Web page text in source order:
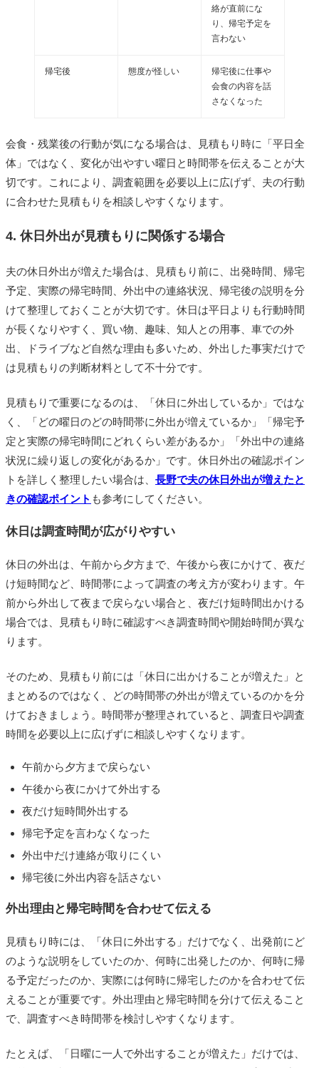
絡が直前にな
り、帰宅予定を
言わない
帰宅後 態度が怪しい
帰宅後に仕事や
会食の内容を話
さなくなった
会食・残業後の行動が気になる場合は、見積もり時に「平日全
体」ではなく、変化が出やすい曜日と時間帯を伝えることが大
切です。これにより、調査範囲を必要以上に広げず、夫の行動
に合わせた見積もりを相談しやすくなります。
4. 休日外出が見積もりに関係する場合
夫の休日外出が増えた場合は、見積もり前に、出発時間、帰宅
予定、実際の帰宅時間、外出中の連絡状況、帰宅後の説明を分
けて整理しておくことが大切です。休日は平日よりも行動時間
が長くなりやすく、買い物、趣味、知人との用事、車での外
出、ドライブなど自然な理由も多いため、外出した事実だけで
は見積もりの判断材料として不十分です。
見積もりで重要になるのは、「休日に外出しているか」ではな
く、「どの曜日のどの時間帯に外出が増えているか」「帰宅予
定と実際の帰宅時間にどれくらい差があるか」「外出中の連絡
状況に繰り返しの変化があるか」です。休日外出の確認ポイン
トを詳しく整理したい場合は、 長野で夫の休日外出が増えたと
きの確認ポイント も参考にしてください。
休日は調査時間が広がりやすい
休日の外出は、午前から夕方まで、午後から夜にかけて、夜だ
け短時間など、時間帯によって調査の考え方が変わります。午
前から外出して夜まで戻らない場合と、夜だけ短時間出かける
場合では、見積もり時に確認すべき調査時間や開始時間が異な
ります。
そのため、見積もり前には「休日に出かけることが増えた」と
まとめるのではなく、どの時間帯の外出が増えているのかを分
けておきましょう。時間帯が整理されていると、調査日や調査
時間を必要以上に広げずに相談しやすくなります。
午前から夕方まで戻らない
午後から夜にかけて外出する
夜だけ短時間外出する
帰宅予定を言わなくなった
外出中だけ連絡が取りにくい
帰宅後に外出内容を話さない
外出理由と帰宅時間を合わせて伝える
見積もり時には、「休日に外出する」だけでなく、出発前にど
のような説明をしていたのか、何時に出発したのか、何時に帰
る予定だったのか、実際には何時に帰宅したのかを合わせて伝
えることが重要です。外出理由と帰宅時間を分けて伝えること
で、調査すべき時間帯を検討しやすくなります。
たとえば、「日曜に一人で外出することが増えた」だけでは、